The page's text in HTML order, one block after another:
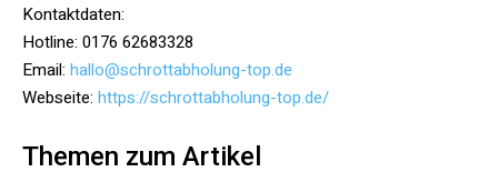
Kontaktdaten:
Hotline: 0176 62683328
Email: hallo@schrottabholung-top.de
Webseite: https://schrottabholung-top.de/
Themen zum Artikel